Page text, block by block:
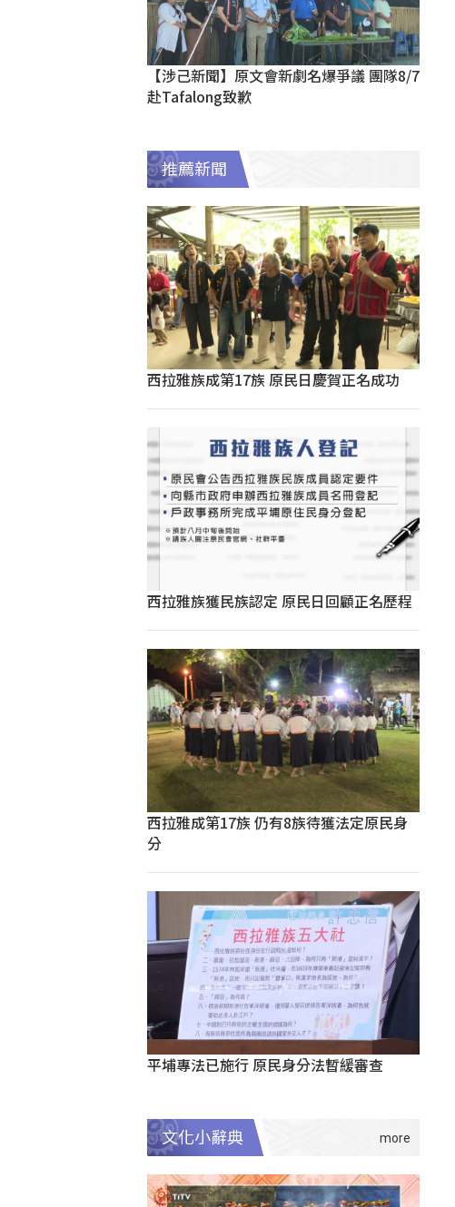
【涉己新聞】原文會新劇名爆爭議 團隊8/7
赴Tafalong致歉
推薦新聞
西拉雅族成第17族 原民日慶賀正名成功
西拉雅族獲民族認定 原民日回顧正名歷程
西拉雅成第17族 仍有8族待獲法定原民身
分
平埔專法已施行 原民身分法暫緩審查
文化小辭典